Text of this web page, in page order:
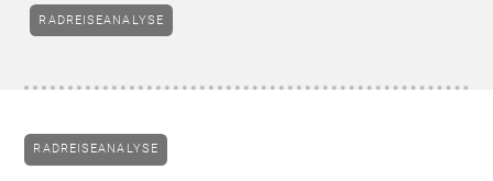
RADREISEANALYSE
RADREISEANALYSE